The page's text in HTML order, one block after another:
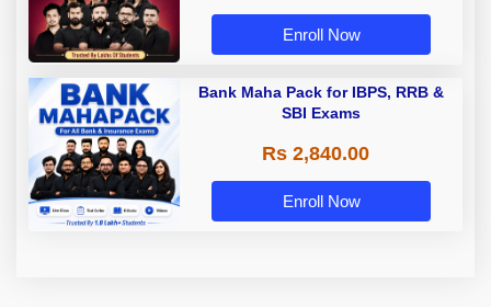
Enroll Now
Bank Maha Pack for IBPS, RRB &
SBI Exams
Rs 2,840.00
Enroll Now